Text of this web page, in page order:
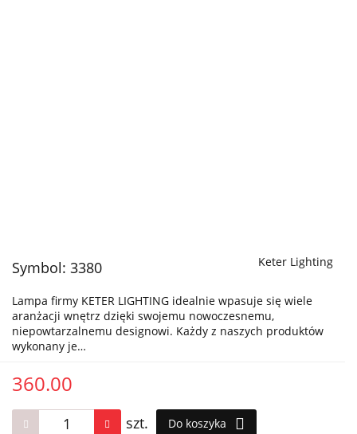
Symbol: 3380 Keter Lighting
Lampa firmy KETER LIGHTING idealnie wpasuje się wiele
aranżacji wnętrz dzięki swojemu nowoczesnemu,
niepowtarzalnemu designowi. Każdy z naszych produktów
wykonany je…
360.00
szt. Do koszyka